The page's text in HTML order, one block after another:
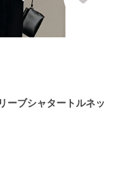
ーブシャタートルネッ